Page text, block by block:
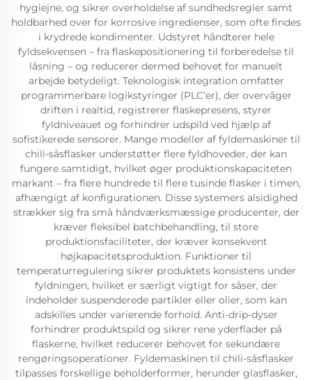
hygiejne, og sikrer overholdelse af sundhedsregler samt
holdbarhed over for korrosive ingredienser, som ofte findes
i krydrede kondimenter. Udstyret håndterer hele
fyldsekvensen – fra flaskepositionering til forberedelse til
låsning – og reducerer dermed behovet for manuelt
arbejde betydeligt. Teknologisk integration omfatter
programmerbare logikstyringer (PLC’er), der overvåger
driften i realtid, registrerer flaskepresens, styrer
fyldniveauet og forhindrer udspild ved hjælp af
sofistikerede sensorer. Mange modeller af fyldemaskiner til
chili-såsflasker understøtter flere fyldhoveder, der kan
fungere samtidigt, hvilket øger produktionskapaciteten
markant – fra flere hundrede til flere tusinde flasker i timen,
afhængigt af konfigurationen. Disse systemers alsidighed
strækker sig fra små håndværksmæssige producenter, der
kræver fleksibel batchbehandling, til store
produktionsfaciliteter, der kræver konsekvent
højkapacitetsproduktion. Funktioner til
temperaturregulering sikrer produktets konsistens under
fyldningen, hvilket er særligt vigtigt for såser, der
indeholder suspenderede partikler eller olier, som kan
adskilles under varierende forhold. Anti-drip-dyser
forhindrer produktspild og sikrer rene yderflader på
flaskerne, hvilket reducerer behovet for sekundære
rengøringsoperationer. Fyldemaskinen til chili-såsflasker
tilpasses forskellige beholderformer, herunder glasflasker,